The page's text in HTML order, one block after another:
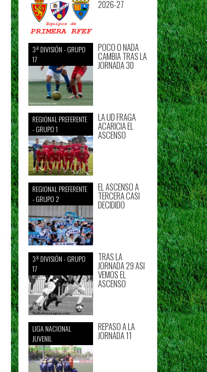
2026-27
3ª DIVISIÓN - GRUPO
17
POCO O NADA
CAMBIA TRAS LA
JORNADA 30
REGIONAL PREFERENTE
- GRUPO 1
LA UD FRAGA
ACARICIA EL
ASCENSO
REGIONAL PREFERENTE
- GRUPO 2
EL ASCENSO A
TERCERA CASI
DECIDIDO
3ª DIVISIÓN - GRUPO
17
TRAS LA
JORNADA 29 ASI
VEMOS EL
ASCENSO
LIGA NACIONAL
JUVENIL
REPASO A LA
JORNADA 11